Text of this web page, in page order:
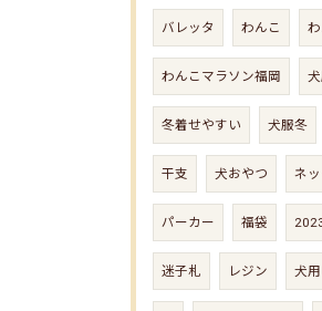
バレッタ わんこ
わんこマラソン福岡
冬着せやすい 犬服冬
干支 犬おやつ ネ
パーカー 福袋
迷子札 レジン 犬